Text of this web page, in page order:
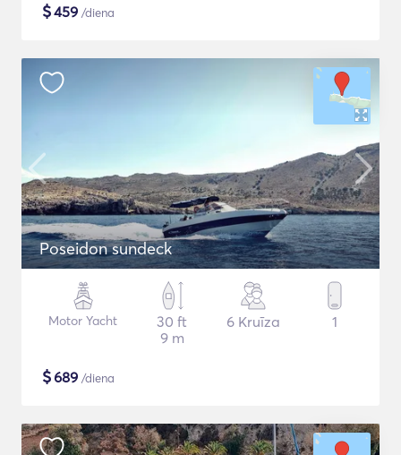
$459 /diena
Poseidon sundeck
Motor Yacht
30 ft
9 m
6 Kruīza 1
$689 /diena